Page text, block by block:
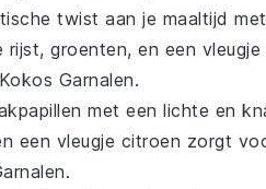
twist aan je maaltijd met
rijst, groenten, en een vleugje
Garnalen.
met een lichte en
een vleugje citroen zorgt
.